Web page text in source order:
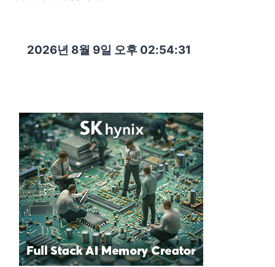
2026년 8월 9일 오후 02:54:32